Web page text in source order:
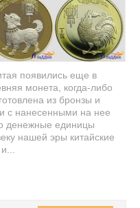
появились еще в
монета, когда-либо
из бронзы и
с нанесенными на нее
денежные единицы
нашей эры китайские